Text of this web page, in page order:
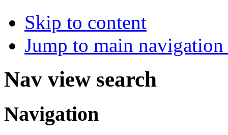
Skip to content
Jump to main
Nav view search
Navigation